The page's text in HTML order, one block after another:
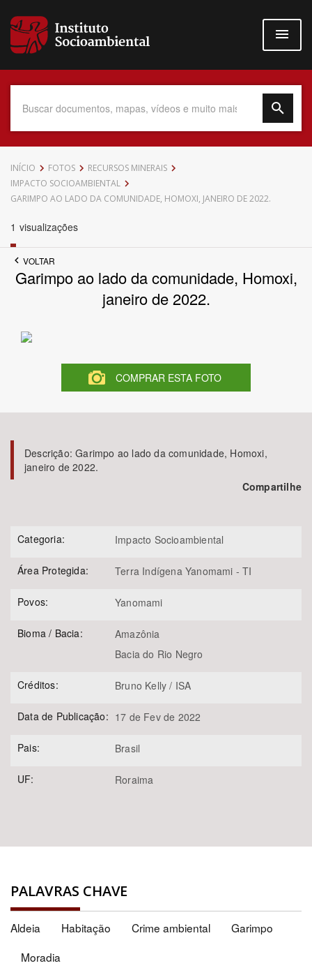
para
conteúdo
Data do Documento
Até
Bioma / Bacia
Área de Levantamento
INÍCIO FOTOS
RECURSOS MINERAIS
IMPACTO SOCIOAMBIENTAL
GARIMPO AO LADO DA COMUNIDADE, HOMOXI, JANEIRO DE 2022.
1 visualizações
VOLTAR
Garimpo ao lado da comunidade, Homoxi,
janeiro de 2022.
COMPRAR ESTA FOTO
Descrição:Garimpo ao lado da comunidade, Homoxi,
janeiro de 2022.
Compartilhe
Categoria: Impacto Socioambiental
Área Protegida: Terra Indígena Yanomami - TI
Povos: Yanomami
Bioma / Bacia:
Amazônia
Bacia do Rio Negro
Créditos: Bruno Kelly / ISA
Data de Publicação: 17 de Fev de 2022
Pais: Brasil
UF: Roraima
PALAVRAS CHAVE
Aldeia Habitação Crime ambiental
Garimpo
Moradia